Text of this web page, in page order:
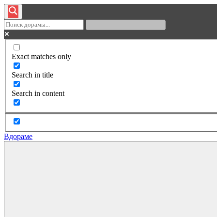
Exact matches only
Search in title
Search in content
Вдораме